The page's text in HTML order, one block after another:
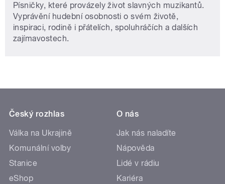
Písničky, které provázely život slavných muzikantů.
Vyprávění hudební osobnosti o svém životě,
inspiraci, rodině i přátelích, spoluhráčích a dalších
zajímavostech.
Český rozhlas
Válka na Ukrajině
Komunální volby
Stanice
eShop
O nás
Jak nás naladíte
Nápověda
Lidé v rádiu
Kariéra